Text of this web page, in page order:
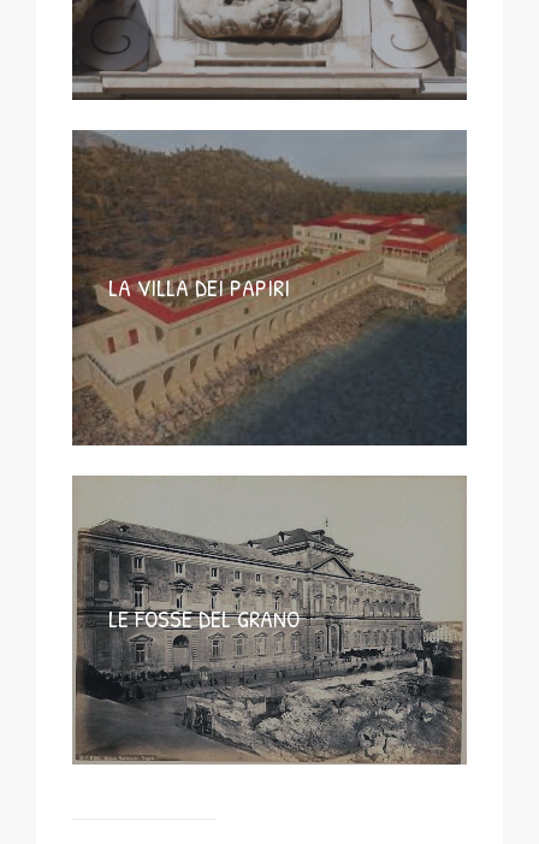
LA VILLA DEI PAPIRI
LE FOSSE DEL GRANO